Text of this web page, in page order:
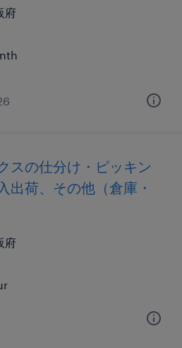
府
スの仕分け・ピッキン
出荷、その他（倉庫・
府